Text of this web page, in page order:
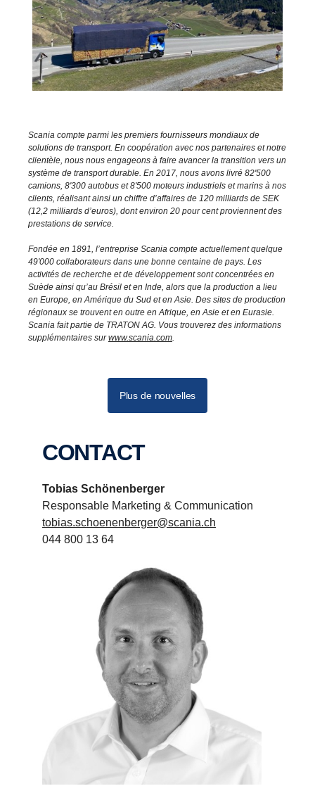
Scania compte parmi les premiers fournisseurs mondiaux de
solutions de transport. En coopération avec nos partenaires et notre
clientèle, nous nous engageons à faire avancer la transition vers un
système de transport durable. En 2017, nous avons livré 82'500
camions, 8'300 autobus et 8'500 moteurs industriels et marins à nos
clients, réalisant ainsi un chiffre d’affaires de 120 milliards de SEK
(12,2 milliards d’euros), dont environ 20 pour cent proviennent des
prestations de service.
Fondée en 1891, l’entreprise Scania compte actuellement quelque
49'000 collaborateurs dans une bonne centaine de pays. Les
activités de recherche et de développement sont concentrées en
Suède ainsi qu’au Brésil et en Inde, alors que la production a lieu
en Europe, en Amérique du Sud et en Asie. Des sites de production
régionaux se trouvent en outre en Afrique, en Asie et en Eurasie.
Scania fait partie de TRATON AG. Vous trouverez des informations
supplémentaires surwww.scania.com.
Plus de nouvelles
CONTACT
Tobias Schönenberger
Responsable Marketing & Communication
tobias.schoenenberger@scania.ch
044 800 13 64